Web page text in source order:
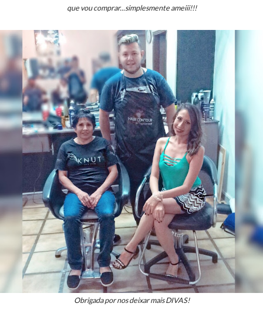
que vou comprar...simplesmente ameiii!!!
Obrigada por nos deixar mais DIVAS!